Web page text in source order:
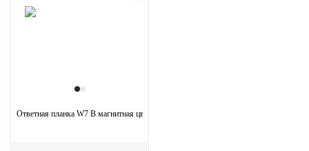
Ответная планка W7 B магнитная цвет черный